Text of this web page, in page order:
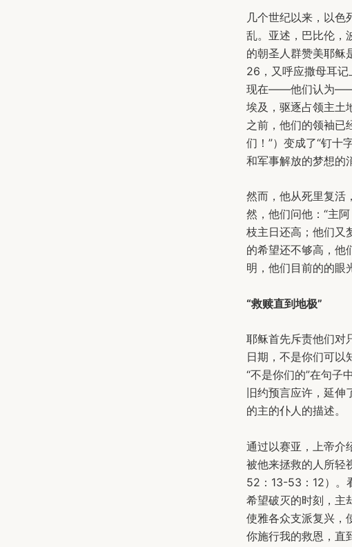
几个世纪以来，以色
乱。亚述，巴比伦，
的朝圣人群赞美耶稣
26，又呼应撒母耳记
现在——他们认为——
埃及，驱逐占领主土
之前，他们的领袖已
们！”）变成了“钉十
和军事解放的梦想的
然而，他从死里复活
然，他们问他：“主
枝主日还高；他们又
的希望还不够高，他
明，他们目前的的眼
“救赎直到地极”
耶稣首先斥责他们对
日期，不是你们可以
“不是你们的”在句子
旧约预言应许，延
的主的仆人的描述。
通过以赛亚，上帝介
被他来拯救的人所轻
52：13-53：12）。
希望破灭的时刻，主
使雅各众支派复兴，
你施行我的救恩，直